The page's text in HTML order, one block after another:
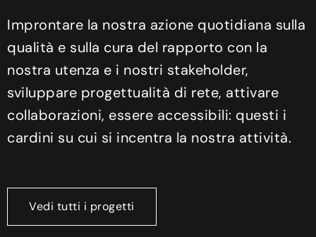
Improntare la nostra azione quotidiana sulla
qualità e sulla cura del rapporto con la
nostra utenza e i nostri stakeholder,
sviluppare progettualità di rete, attivare
collaborazioni, essere accessibili: questi i
cardini su cui si incentra la nostra attività.
Vedi tutti i progetti